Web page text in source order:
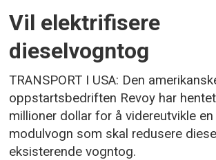
Vil elektrifisere
dieselvogntog
TRANSPORT I USA: Den
oppstartsbedriften Revoy har
millioner dollar for å videreutvikle
modulvogn som skal redusere
eksisterende vogntog.